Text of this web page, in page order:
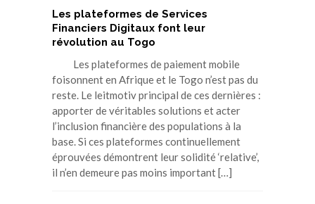
Les plateformes de Services
Financiers Digitaux font leur
révolution au Togo
Les plateformes de paiement mobile
foisonnent en Afrique et le Togo n’est pas du
reste. Le leitmotiv principal de ces dernières :
apporter de véritables solutions et acter
l’inclusion financière des populations à la
base. Si ces plateformes continuellement
éprouvées démontrent leur solidité ‘relative’,
il n’en demeure pas moins important […]